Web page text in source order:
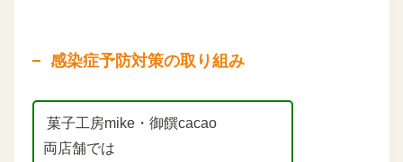
感染症予防対策の取り組み
菓子工房mike・御饌cacao
両店舗では